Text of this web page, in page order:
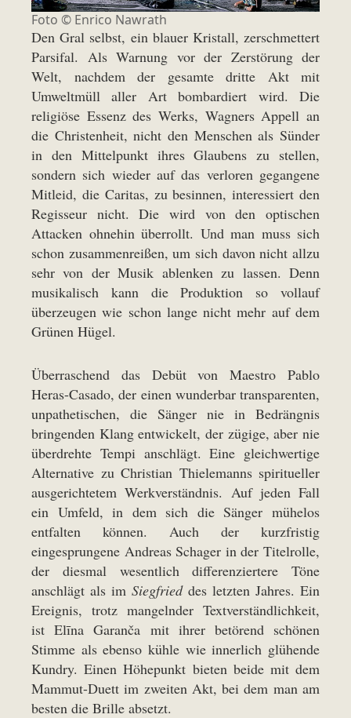
Foto © Enrico Nawrath
Den Gral selbst, ein blauer Kristall, zerschmettert
Parsifal. Als Warnung vor der Zerstörung der
Welt, nachdem der gesamte dritte Akt mit
Umweltmüll aller Art bombardiert wird. Die
religiöse Essenz des Werks, Wagners Appell an
die Christenheit, nicht den Menschen als Sünder
in den Mittelpunkt ihres Glaubens zu stellen,
sondern sich wieder auf das verloren gegangene
Mitleid, die Caritas, zu besinnen, interessiert den
Regisseur nicht. Die wird von den optischen
Attacken ohnehin überrollt. Und man muss sich
schon zusammenreißen, um sich davon nicht allzu
sehr von der Musik ablenken zu lassen. Denn
musikalisch kann die Produktion so vollauf
überzeugen wie schon lange nicht mehr auf dem
Grünen Hügel.
Überraschend das Debüt von Maestro Pablo
Heras-Casado, der einen wunderbar transparenten,
unpathetischen, die Sänger nie in Bedrängnis
bringenden Klang entwickelt, der zügige, aber nie
überdrehte Tempi anschlägt. Eine gleichwertige
Alternative zu Christian Thielemanns spiritueller
ausgerichtetem Werkverständnis. Auf jeden Fall
ein Umfeld, in dem sich die Sänger mühelos
entfalten können. Auch der kurzfristig
eingesprungene Andreas Schager in der Titelrolle,
der diesmal wesentlich differenziertere Töne
anschlägt als im Siegfrieddes letzten Jahres. Ein
Ereignis, trotz mangelnder Textverständlichkeit,
ist Elīna Garanča mit ihrer betörend schönen
Stimme als ebenso kühle wie innerlich glühende
Kundry. Einen Höhepunkt bieten beide mit dem
Mammut-Duett im zweiten Akt, bei dem man am
besten die Brille absetzt.